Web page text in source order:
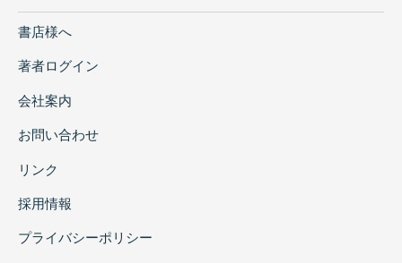
書店様へ
著者ログイン
会社案内
お問い合わせ
リンク
採用情報
プライバシーポリシー